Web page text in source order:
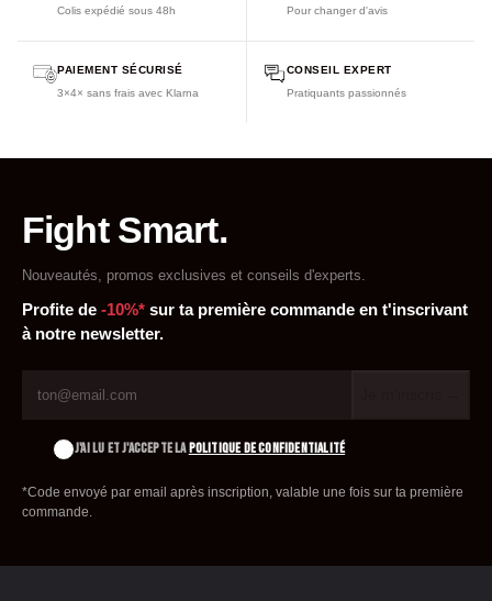
Colis expédié sous 48h
Pour changer d'avis
PAIEMENT SÉCURISÉ
3×4× sans frais avec Klarna
CONSEIL EXPERT
Pratiquants passionnés
Fight Smart.
Nouveautés, promos exclusives et conseils d'experts.
Profite de -10%* sur ta première commande en t'inscrivant
à notre newsletter.
J'AI LU ET J'ACCEPTE LAPOLITIQUE DE CONFIDENTIALITÉ
*Code envoyé par email après inscription, valable une fois sur ta première
commande.